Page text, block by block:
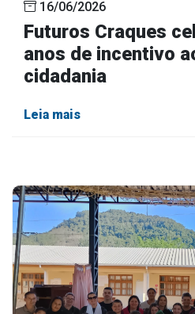
16/06/2026
Futuros Craques
anos de incentivo
cidadania
Leia mais